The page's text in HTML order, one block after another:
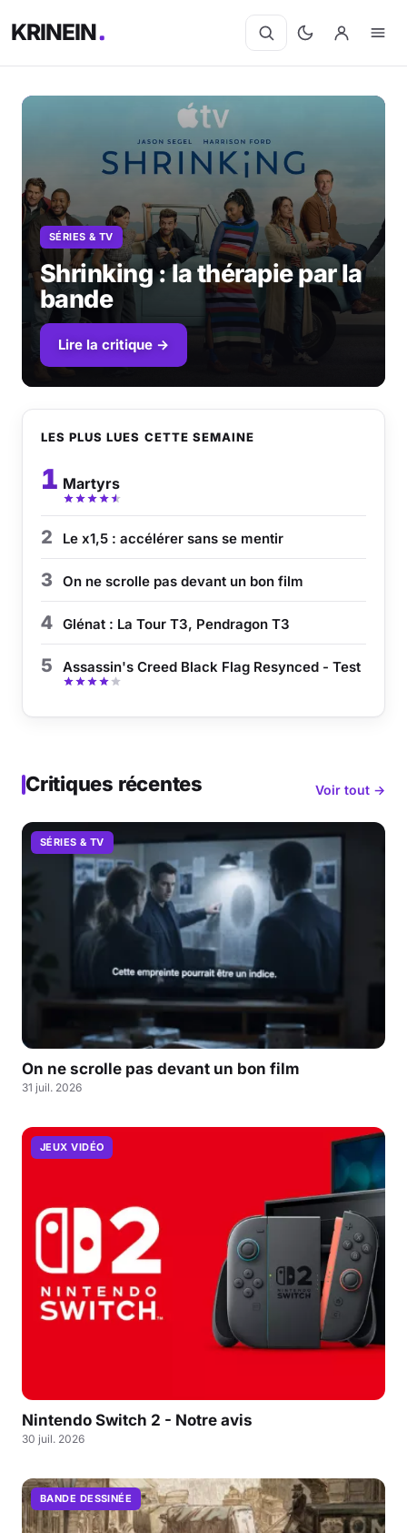
KRINEIN
SÉRIES & TV
Shrinking : la thérapie par la
bande
Lire la critique →
LES PLUS LUES CETTE SEMAINE
1 Martyrs
2 Le x1,5 : accélérer sans se mentir
3 On ne scrolle pas devant un bon film
4 Glénat : La Tour T3, Pendragon T3
5 Assassin's Creed Black Flag Resynced - Test
Critiques récentes Voir tout →
SÉRIES & TV
On ne scrolle pas devant un bon film
31 juil. 2026
JEUX VIDÉO
Nintendo Switch 2 - Notre avis
30 juil. 2026
BANDE DESSINÉE